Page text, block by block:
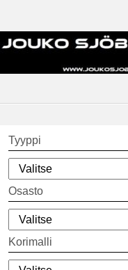
Tyyppi
Osasto
Korimalli